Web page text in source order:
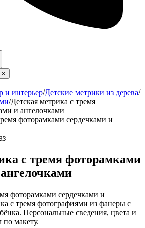
×
и интерьер/Детские метрики из дерева/
/Детская метрика с тремя
и ангелочками
с тремя фоторамками
фоторамками сердечками и
с тремя фотографиями из фанеры с
Персональные сведения, цвета и
по макету.